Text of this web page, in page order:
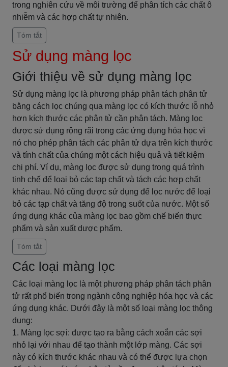
trong nghiên cứu về môi trường để phân tích các chất ô
nhiễm và các hợp chất tự nhiên.
Tóm tắt
Sử dụng màng lọc
Giới thiệu về sử dụng màng lọc
Sử dụng màng lọc là phương pháp phân tách phân tử
bằng cách lọc chúng qua màng lọc có kích thước lỗ nhỏ
hơn kích thước các phân tử cần phân tách. Màng lọc
được sử dụng rộng rãi trong các ứng dụng hóa học vì
nó cho phép phân tách các phân tử dựa trên kích thước
và tính chất của chúng một cách hiệu quả và tiết kiệm
chi phí. Ví dụ, màng lọc được sử dụng trong quá trình
tinh chế để loại bỏ các tạp chất và tách các hợp chất
khác nhau. Nó cũng được sử dụng để lọc nước để loại
bỏ các tạp chất và tăng độ trong suốt của nước. Một số
ứng dụng khác của màng lọc bao gồm chế biến thực
phẩm và sản xuất dược phẩm.
Tóm tắt
Các loại màng lọc
Các loại màng lọc là một phương pháp phân tách phân
tử rất phổ biến trong ngành công nghiệp hóa học và các
ứng dụng khác. Dưới đây là một số loại màng lọc thông
dụng:
1. Màng lọc sợi: được tạo ra bằng cách xoắn các sợi
nhỏ lại với nhau để tạo thành một lớp màng. Các sợi
này có kích thước khác nhau và có thể được lựa chọn